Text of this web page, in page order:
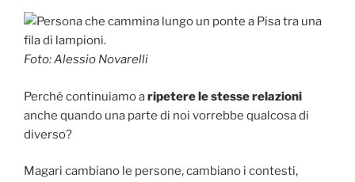
Foto: Alessio Novarelli
Perché continuiamo aripetere le stesse relazioni
anche quando una parte di noi vorrebbe qualcosa di
diverso?
Magari cambiano le persone, cambiano i contesti,